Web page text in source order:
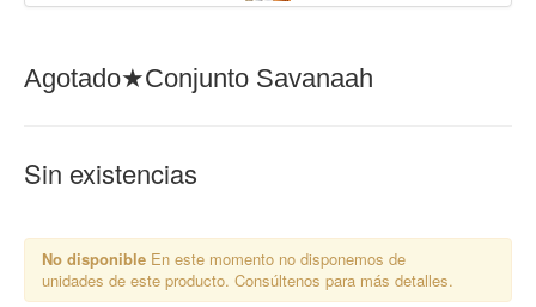
Agotado★Conjunto Savanaah
Sin existencias
No disponible En este momento no disponemos de
unidades de este producto. Consúltenos para más detalles.